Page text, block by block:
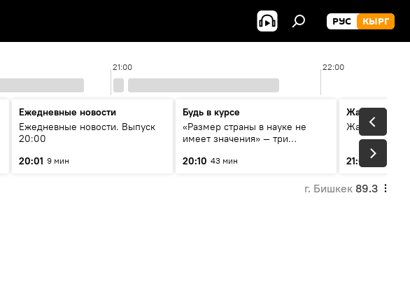
РУС КЫРГ
21:00 22:00
Ежедневные новости
Ежедневные новости. Выпуск
20:00
20:01 9 мин
Будь в курсе
«Размер страны в науке не
имеет значения» — три
России и Кыргызстана в
20:10 43 мин
Жаңылыктар
21:01 3 мин
г. Бишкек 89.3